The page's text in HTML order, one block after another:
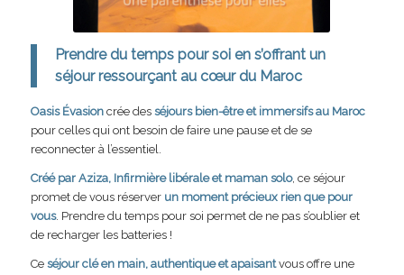
Prendre du temps pour soi en s’offrant un
séjour ressourçant au cœur du Maroc
Oasis Évasion crée des séjours bien-être et immersifs au Maroc
pour celles qui ont besoin de faire une pause et de se
reconnecter à l’essentiel.
Créé par Aziza, Infirmière libérale et maman solo, ce séjour
promet de vous réserver un moment précieux rien que pour
vous. Prendre du temps pour soi permet de ne pas s’oublier et
de recharger les batteries !
Ce séjour clé en main, authentique et apaisantvous offre une